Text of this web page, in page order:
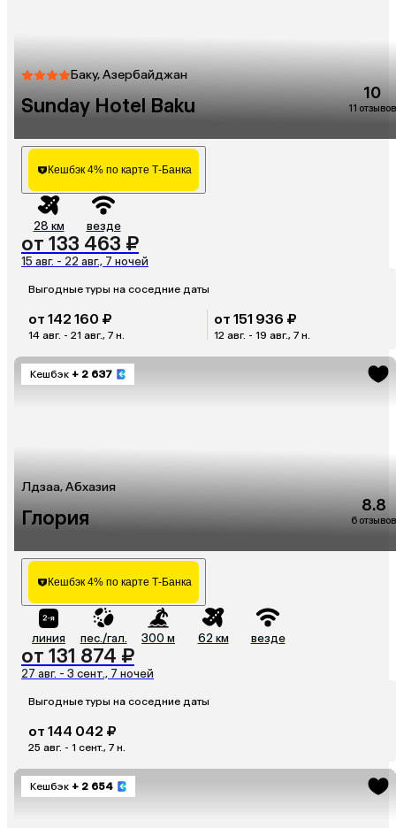
Баку, Азербайджан
Sunday Hotel Baku
10
11 отзывов
Кешбэк 4% по карте Т-Банка
28 км везде
от 133 463 ₽
15 авг. - 22 авг., 7 ночей
Выгодные туры на соседние даты
от 142 160 ₽
14 авг. - 21 авг., 7 н.
от 151 936 ₽
12 авг. - 19 авг., 7 н.
Кешбэк + 2 637
Лдзаа, Абхазия
Глория
8.8
6 отзывов
Кешбэк 4% по карте Т-Банка
линия пес./гал. 300 м 62 км везде
от 131 874 ₽
27 авг. - 3 сент., 7 ночей
Выгодные туры на соседние даты
от 144 042 ₽
25 авг. - 1 сент., 7 н.
Кешбэк + 2 654